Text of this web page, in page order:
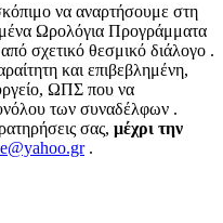
να αναρτήσουμε στη
Ωρολόγια Προγράμματα
σχετικό θεσμικό διάλογο .
και επιβεβλημένη,
ΩΠΣ που να
των συναδέλφων .
σας, μέχρι την
.